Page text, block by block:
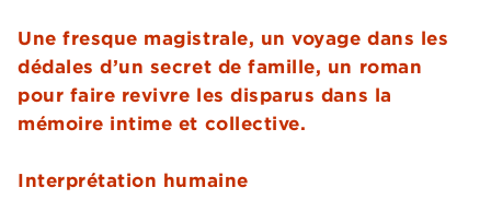
Une fresque magistrale, un voyage dans les
dédales d’un secret de famille, un roman
pour faire revivre les disparus dans la
mémoire intime et collective.
Interprétation humaine